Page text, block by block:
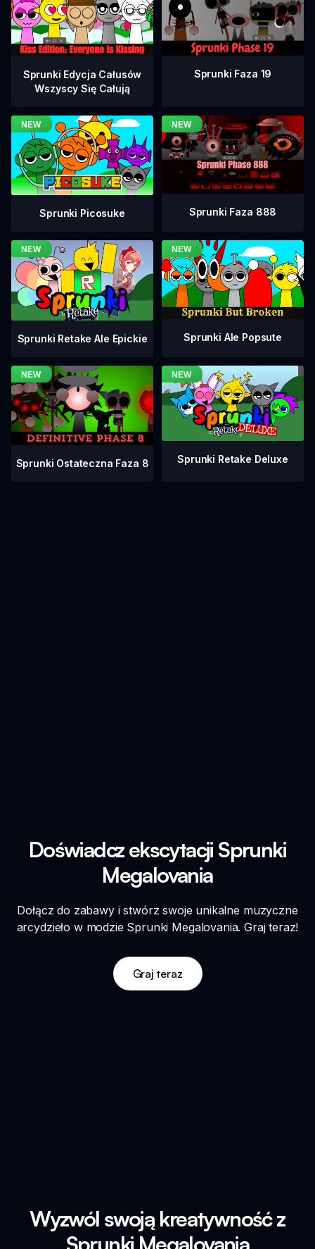
Sprunki Edycja Całusów
Wszyscy Się Całują
Sprunki Faza 19
Sprunki Picosuke Sprunki Faza 888
Sprunki Retake Ale Epickie Sprunki Ale Popsute
Sprunki Ostateczna Faza 8 Sprunki Retake Deluxe
Doświadcz ekscytacji Sprunki
Megalovania
Dołącz do zabawy i stwórz swoje unikalne muzyczne
arcydzieło w modzie Sprunki Megalovania. Graj teraz!
Graj teraz
Wyzwól swoją kreatywność z
Sprunki Megalovania